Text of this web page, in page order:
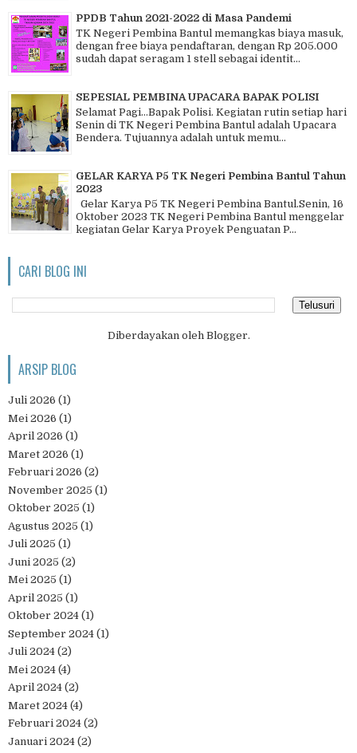
PPDB Tahun 2021-2022 di Masa Pandemi
TK Negeri Pembina Bantul memangkas biaya masuk,
dengan free biaya pendaftaran, dengan Rp 205.000
sudah dapat seragam 1 stell sebagai identit...
SEPESIAL PEMBINA UPACARA BAPAK POLISI
Selamat Pagi…Bapak Polisi. Kegiatan rutin setiap hari
Senin di TK Negeri Pembina Bantul adalah Upacara
Bendera. Tujuannya adalah untuk memu...
GELAR KARYA P5 TK Negeri Pembina Bantul Tahun
2023
Gelar Karya P5 TK Negeri Pembina Bantul.Senin, 16
Oktober 2023 TK Negeri Pembina Bantul menggelar
kegiatan Gelar Karya Proyek Penguatan P...
CARI BLOG INI
Diberdayakan oleh Blogger.
ARSIP BLOG
Juli 2026 (1)
Mei 2026 (1)
April 2026 (1)
Maret 2026 (1)
Februari 2026 (2)
November 2025 (1)
Oktober 2025 (1)
Agustus 2025 (1)
Juli 2025 (1)
Juni 2025 (2)
Mei 2025 (1)
April 2025 (1)
Oktober 2024 (1)
September 2024 (1)
Juli 2024 (2)
Mei 2024 (4)
April 2024 (2)
Maret 2024 (4)
Februari 2024 (2)
Januari 2024 (2)